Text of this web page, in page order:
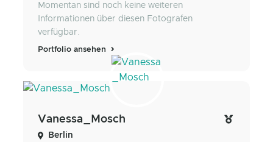
Momentan sind noch keine weiteren
Informationen über diesen Fotografen
verfügbar.
Portfolio ansehen
Vanessa_Mosch
Berlin